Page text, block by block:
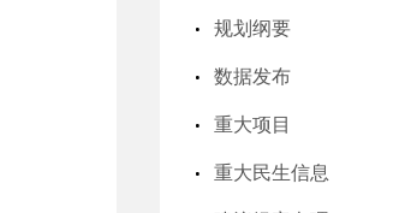
规划纲要
数据发布
重大项目
重大民生信息